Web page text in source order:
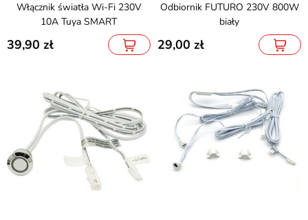
Włącznik światła Wi-Fi 230V
10A Tuya SMART
39,90
Odbiornik FUTURO 230V 800W
biały
29,00